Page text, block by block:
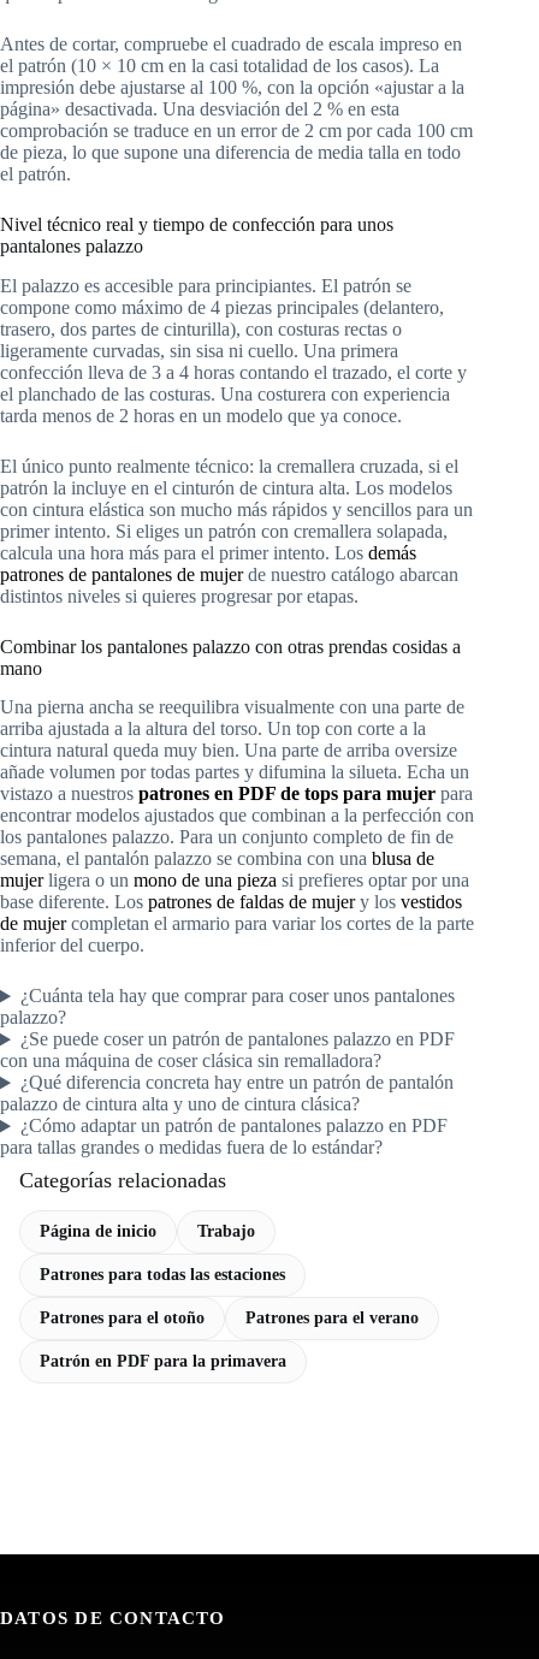
Antes de cortar, compruebe el cuadrado de escala impreso en
el patrón (10 × 10 cm en la casi totalidad de los casos). La
impresión debe ajustarse al 100 %, con la opción «ajustar a la
página» desactivada. Una desviación del 2 % en esta
comprobación se traduce en un error de 2 cm por cada 100 cm
de pieza, lo que supone una diferencia de media talla en todo
el patrón.
Nivel técnico real y tiempo de confección para unos
pantalones palazzo
El palazzo es accesible para principiantes. El patrón se
compone como máximo de 4 piezas principales (delantero,
trasero, dos partes de cinturilla), con costuras rectas o
ligeramente curvadas, sin sisa ni cuello. Una primera
confección lleva de 3 a 4 horas contando el trazado, el corte y
el planchado de las costuras. Una costurera con experiencia
tarda menos de 2 horas en un modelo que ya conoce.
El único punto realmente técnico: la cremallera cruzada, si el
patrón la incluye en el cinturón de cintura alta. Los modelos
con cintura elástica son mucho más rápidos y sencillos para un
primer intento. Si eliges un patrón con cremallera solapada,
calcula una hora más para el primer intento. Los demás
patrones de pantalones de mujerde nuestro catálogo abarcan
distintos niveles si quieres progresar por etapas.
Combinar los pantalones palazzo con otras prendas cosidas a
mano
Una pierna ancha se reequilibra visualmente con una parte de
arriba ajustada a la altura del torso. Un top con corte a la
cintura natural queda muy bien. Una parte de arriba oversize
añade volumen por todas partes y difumina la silueta. Echa un
vistazo a nuestros patrones en PDF de tops para mujer para
encontrar modelos ajustados que combinan a la perfección con
los pantalones palazzo. Para un conjunto completo de fin de
semana, el pantalón palazzo se combina con una blusa de
mujerligera o un mono de una pieza si prefieres optar por una
base diferente. Los patrones de faldas de mujery los vestidos
de mujercompletan el armario para variar los cortes de la parte
inferior del cuerpo.
¿Cuánta tela hay que comprar para coser unos pantalones
palazzo?
¿Se puede coser un patrón de pantalones palazzo en PDF
con una máquina de coser clásica sin remalladora?
¿Qué diferencia concreta hay entre un patrón de pantalón
palazzo de cintura alta y uno de cintura clásica?
¿Cómo adaptar un patrón de pantalones palazzo en PDF
para tallas grandes o medidas fuera de lo estándar?
Categorías relacionadas
Página de inicio Trabajo
Patrones para todas las estaciones
Patrones para el otoño Patrones para el verano
Patrón en PDF para la primavera
DATOS DE CONTACTO